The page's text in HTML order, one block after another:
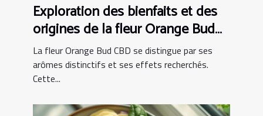
Exploration des bienfaits et des
origines de la fleur Orange Bud
CBD
La fleur Orange Bud CBD se distingue par ses
arômes distinctifs et ses effets recherchés.
Cette...